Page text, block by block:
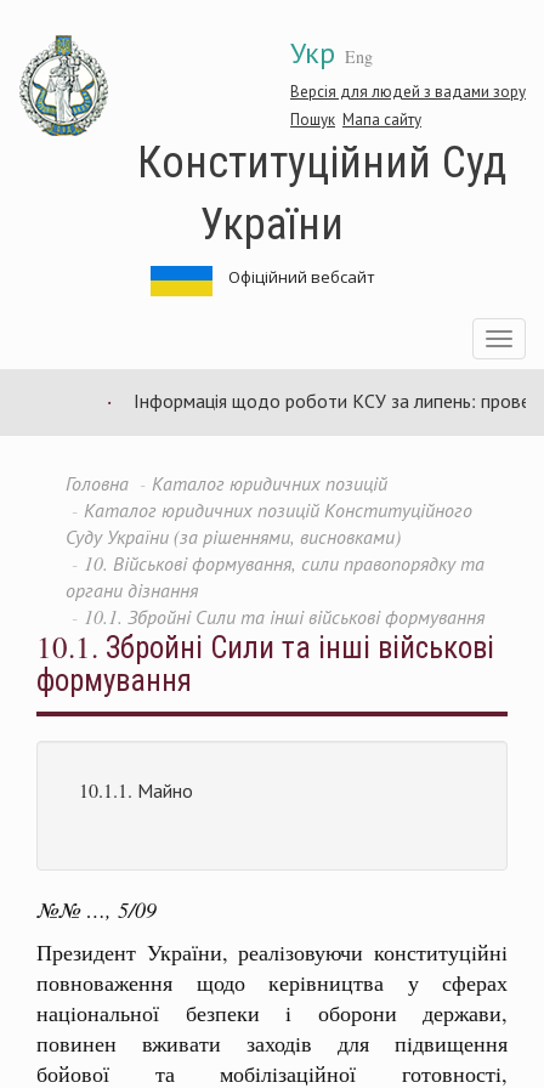
основного
матеріалу
Укр Eng
Версія для людей з вадами зору
Пошук Мапа сайту
Конституційний Суд
України
Офіційний вебсайт
Toggle
Інформація щодо роботи КСУ за липень:
Головна
Каталог юридичних позицій
Каталог юридичних позицій Конституційного
Суду України (за рішеннями, висновками)
10. Військові формування, сили правопорядку та
органи дізнання
10.1. Збройні Сили та інші військові формування
10.1. Збройні Сили та інші військові
формування
10.1.1. Майно
№№ …, 5/09
Президент України, реалiзовуючи конституцiйнi
повноваження щодо керiвництва у сферах
нацiональної безпеки i оборони держави,
повинен вживати заходiв для пiдвищення
бойової та мобiлiзацiйної готовностi,